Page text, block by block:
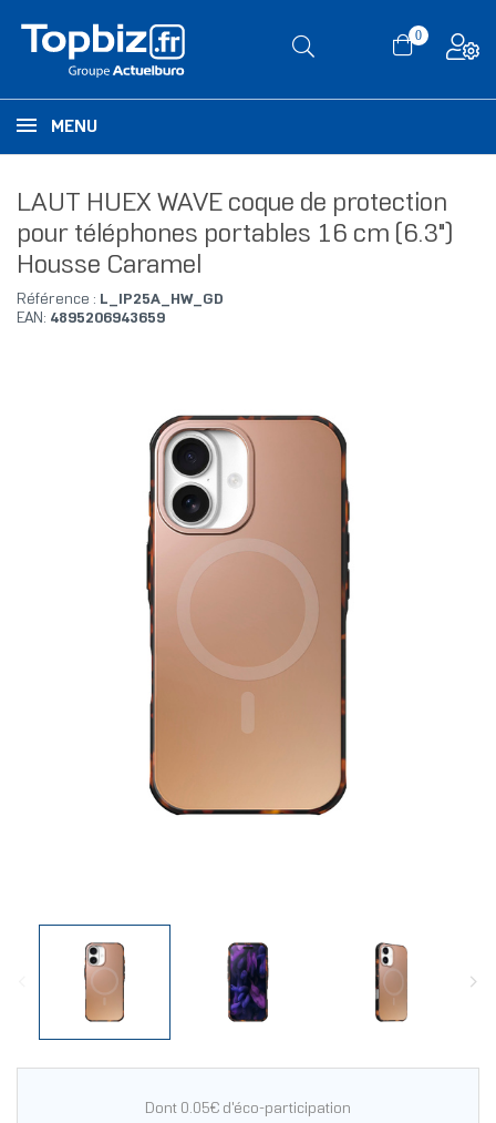
0
MENU
LAUT HUEX WAVE coque de protection
pour téléphones portables 16 cm (6.3")
Housse Caramel
Référence : L_IP25A_HW_GD
EAN: 4895206943659
Dont 0.05€ d'éco-participation